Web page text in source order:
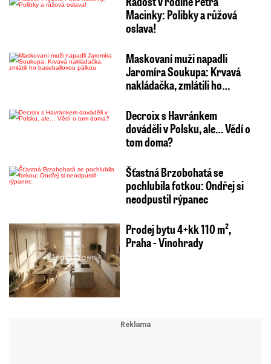
Macinky: Polibky a růžová
oslava!
Maskovaní muži napadli
Jaromíra Soukupa: Krvavá
nakládačka, zmlátili ho…
Decroix s Havránkem
dováděli v Polsku, ale… Vědí o
tom doma?
Šťastná Brzobohatá se
pochlubila fotkou: Ondřej si
neodpustil rýpanec
Prodej bytu 4+kk 110 m²,
Praha - Vinohrady